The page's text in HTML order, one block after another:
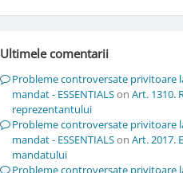
Ultimele comentarii
Probleme controversate privitoare
mandat - ESSENTIALSon Art. 1310.
reprezentantului
Probleme controversate privitoare
mandat - ESSENTIALSon Art. 2017.
mandatului